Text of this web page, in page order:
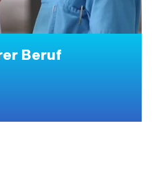
Beruf